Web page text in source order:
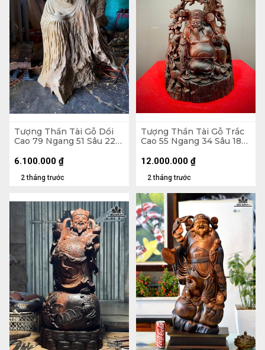
Tượng Thần Tài Gỗ Dổi
Cao 79 Ngang 51 Sâu 22
2 tháng trước
6.100.000 ₫
Tượng Thần Tài Gỗ Trắc
Cao 55 Ngang 34 Sâu 18
2 tháng trước
12.000.000 ₫